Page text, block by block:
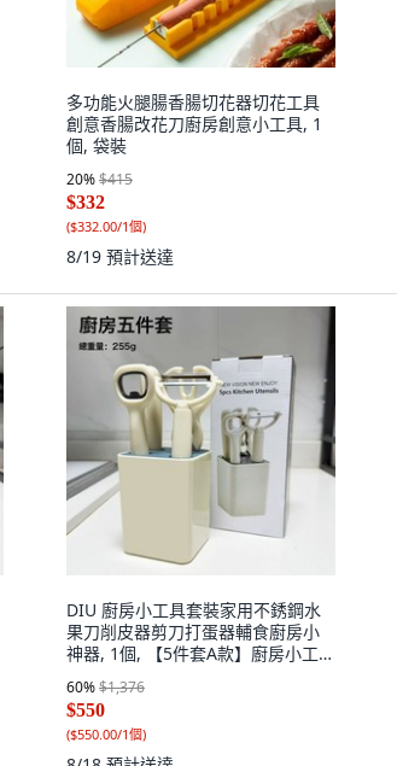
多功能火腿腸香腸切花器切花工具
創意香腸改花刀廚房創意小工具, 1
個, 袋裝
20%$415
$332
($332.00/1個)
8/19 預計送達
DIU 廚房小工具套裝家用不銹鋼水
果刀削皮器剪刀打蛋器輔食廚房小
神器, 1個, 【5件套A款】廚房小工
具-奶油風:如圖
60%$1,376
$550
($550.00/1個)